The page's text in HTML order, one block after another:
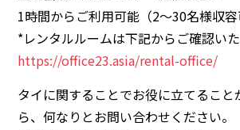
1時間からご利用可能（2～30名様収容
*レンタルルームは下記からご確認いた
https://office23.asia/rental-office/
タイに関することでお役に立てること
ら、何なりとお問い合わせください。